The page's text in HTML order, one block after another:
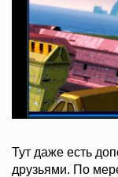
Тут даже есть
друзьями. По